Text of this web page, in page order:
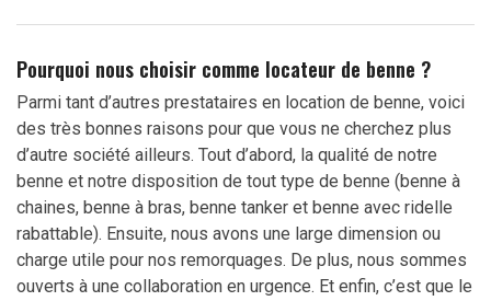
Pourquoi nous choisir comme locateur de benne ?
Parmi tant d’autres prestataires en location de benne, voici
des très bonnes raisons pour que vous ne cherchez plus
d’autre société ailleurs. Tout d’abord, la qualité de notre
benne et notre disposition de tout type de benne (benne à
chaines, benne à bras, benne tanker et benne avec ridelle
rabattable). Ensuite, nous avons une large dimension ou
charge utile pour nos remorquages. De plus, nous sommes
ouverts à une collaboration en urgence. Et enfin, c’est que le